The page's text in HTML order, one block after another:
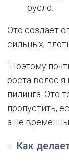
русло.
Это создает
сильных,
"Поэтому
роста волос
пилинга. Это
пропустить,
а не
Как